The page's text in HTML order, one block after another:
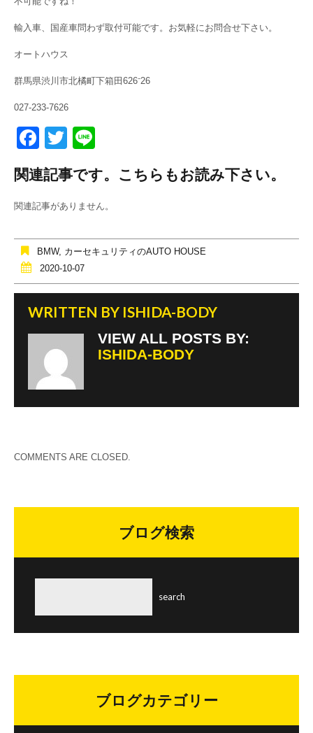
輸入車、国産車問わず取付可能です。お気軽にお問合せ下さい。
オートハウス
群馬県渋川市北橘町下箱田626⁻26
027-233-7626
F
a
c
e
o
o
k
T
tt
er
e
関連記事です。こちらもお読み下さい。
関連記事がありません。
BMW, カーセキュリティのAUTO HOUSE
2020-10-07
WRITTEN BY ISHIDA-BODY
VIEW ALL POSTS BY:
ISHIDA-BODY
COMMENTS ARE CLOSED.
ブログ検索
ブログカテゴリー